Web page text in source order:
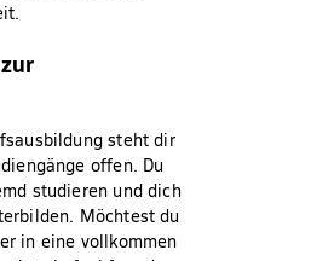
steht dir
offen. Du
studieren und dich
Möchtest du
in eine vollkommen